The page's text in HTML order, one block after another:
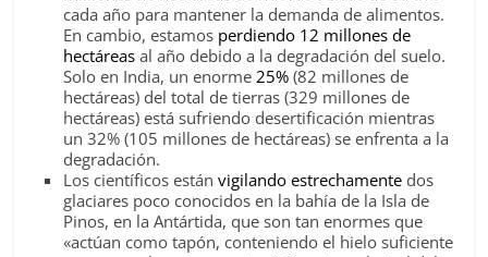
cada año para mantener la demanda de alimentos.
En cambio, estamos perdiendo 12 millones de
hectáreas al año debido a la degradación del suelo.
Solo en India, un enorme25% (82 millones de
hectáreas) del total de tierras (329 millones de
hectáreas) está sufriendo desertificación mientras
un 32% (105 millones de hectáreas) se enfrenta a la
degradación.
Los científicos estánvigilando estrechamente dos
glaciares poco conocidos en la bahía de la Isla de
Pinos, en la Antártida, que son tan enormes que
«actúan como tapón, conteniendo el hielo suficiente